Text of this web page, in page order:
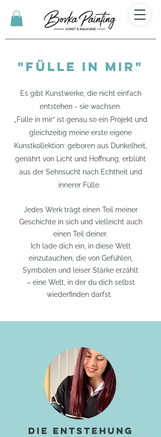
"Fülle in mir"
Es gibt Kunstwerke, die nicht einfach
entstehen - sie wachsen.
„Fülle in mir“ ist genau so ein Projekt und
gleichzeitig meine erste eigene
Kunstkollektion: geboren aus Dunkelheit,
genährt von Licht und Hoffnung, erblüht
aus der Sehnsucht nach Echtheit und
innerer Fülle.
Jedes Werk trägt einen Teil meiner
Geschichte in sich und vielleicht auch
einen Teil deiner.
Ich lade dich ein, in diese Welt
einzutauchen, die von Gefühlen,
Symbolen und leiser Stärke erzählt
– eine Welt, in der du dich selbst
wiederfinden darfst.
Die Entstehung